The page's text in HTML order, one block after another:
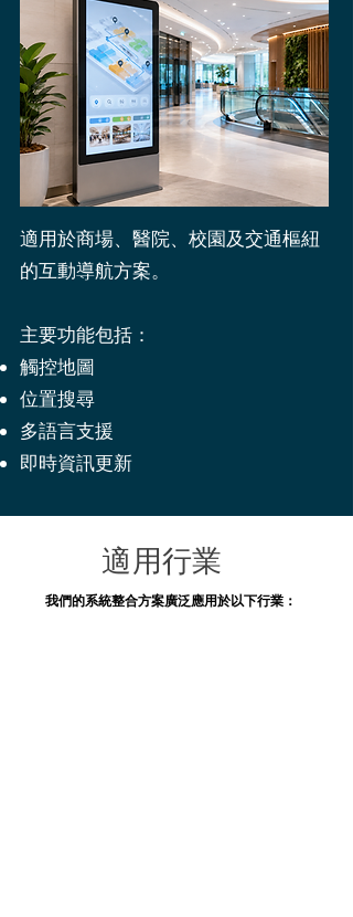
適用於商場、醫院、校園及交通樞紐
的互動導航方案。
主要功能包括：
觸控地圖
位置搜尋
多語言支援
即時資訊更新
適用行業
我們的系統整合方案廣泛應用於以下行業：